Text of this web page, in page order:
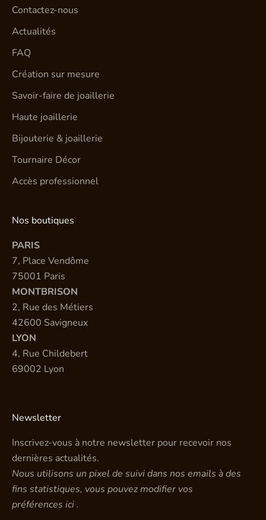
Contactez-nous
Actualités
FAQ
Création sur mesure
Savoir-faire de joaillerie
Haute joaillerie
Bijouterie & joaillerie
Tournaire Décor
Accès professionnel
Nos boutiques
PARIS
7, Place Vendôme
75001 Paris
MONTBRISON
2, Rue des Métiers
42600 Savigneux
LYON
4, Rue Childebert
69002 Lyon
Newsletter
Inscrivez-vous à notre newsletter pour recevoir nos
dernières actualités.
Nous utilisons un pixel de suivi dans nos emails à des
fins statistiques, vous pouvez modifier vos
préférences ici.